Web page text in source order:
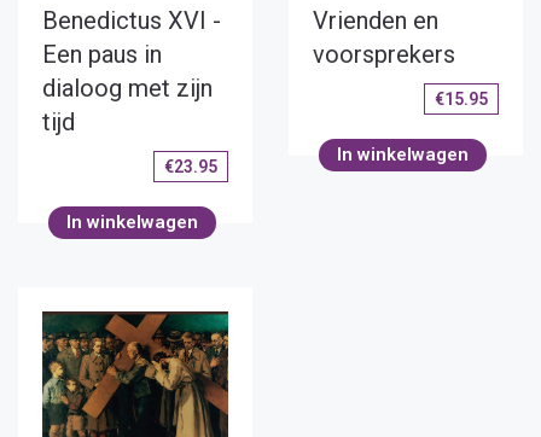
Benedictus XVI -
Een paus in
dialoog met zijn
tijd
€23.95
In winkelwagen
Vrienden en
voorsprekers
€15.95
In winkelwagen